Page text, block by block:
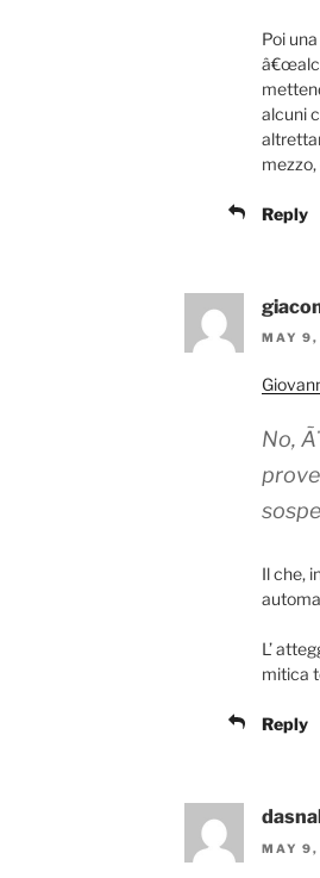
Poi
alcuni
Reply
MAY 9,
No,
Il che,
L’
mitica
Reply
MAY 9,